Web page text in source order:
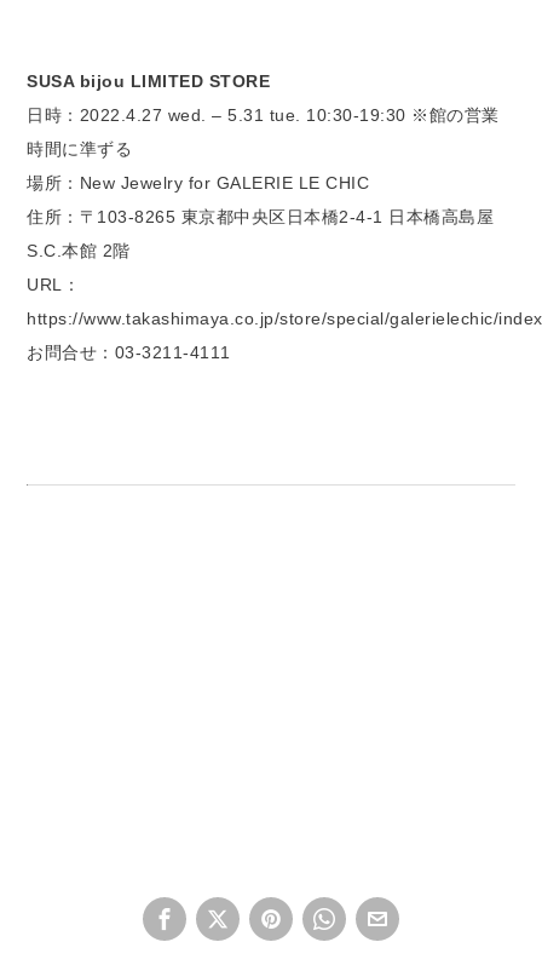
SUSA bijou LIMITED STORE
日時：2022.4.27 wed. – 5.31 tue. 10:30-19:30 ※館の営業
時間に準ずる
場所：New Jewelry for GALERIE LE CHIC
住所：〒103-8265 東京都中央区日本橋2-4-1 日本橋高島屋
S.C.本館 2階
URL：
https://www.takashimaya.co.jp/store/special/galerielechic/
お問合せ：03-3211-4111